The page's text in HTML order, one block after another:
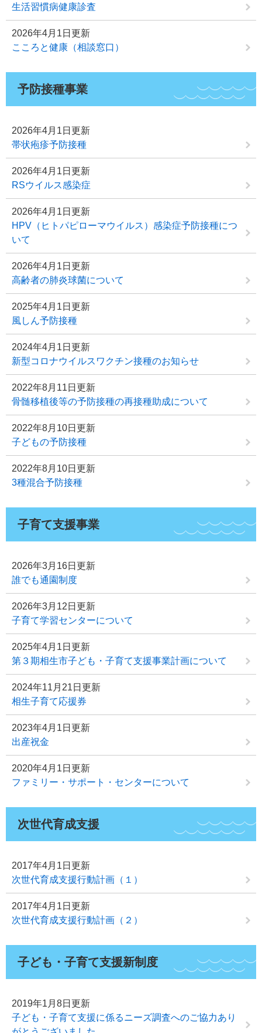
生活習慣病健康診査
2026年4月1日更新
こころと健康（相談窓口）
予防接種事業
2026年4月1日更新
帯状疱疹予防接種
2026年4月1日更新
RSウイルス感染症
2026年4月1日更新
HPV（ヒトパピローマウイルス）感染症予防接種につ
いて
2026年4月1日更新
高齢者の肺炎球菌について
2025年4月1日更新
風しん予防接種
2024年4月1日更新
新型コロナウイルスワクチン接種のお知らせ
2022年8月11日更新
骨髄移植後等の予防接種の再接種助成について
2022年8月10日更新
子どもの予防接種
2022年8月10日更新
3種混合予防接種
子育て支援事業
2026年3月16日更新
誰でも通園制度
2026年3月12日更新
子育て学習センターについて
2025年4月1日更新
第３期相生市子ども・子育て支援事業計画について
2024年11月21日更新
相生子育て応援券
2023年4月1日更新
出産祝金
2020年4月1日更新
ファミリー・サポート・センターについて
次世代育成支援
2017年4月1日更新
次世代育成支援行動計画（１）
2017年4月1日更新
次世代育成支援行動計画（２）
子ども・子育て支援新制度
2019年1月8日更新
子ども・子育て支援に係るニーズ調査へのご協力あり